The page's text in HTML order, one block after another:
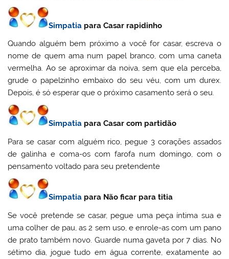
Simpatia para Casar rapidinho
Quando alguém bem próximo a você for casar, escreva o
nome de quem ama num papel branco, com uma caneta
vermelha. Ao se aproximar da noiva, sem que ela perceba,
grude o papelzinho embaixo do seu véu, com um durex.
Depois, é só esperar que o próximo casamento será o seu.
Simpatia para Casar com partidão
Para se casar com alguém rico, pegue 3 corações assados
de galinha e coma-os com farofa num domingo, com o
pensamento voltado para seu pretendente
Simpatia para Não ficar para titia
Se você pretende se casar, pegue uma peça íntima sua e
uma colher de pau, as 2 sem uso, e enrole-as com um pano
de prato também novo. Guarde numa gaveta por 7 dias. No
sétimo dia, jogue tudo em água corrente, exatamente ao